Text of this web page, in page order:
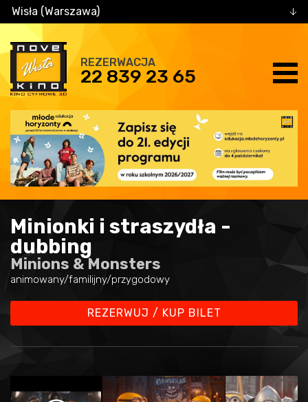
Wisła (Warszawa)
REZERWACJA
22 839 23 65
Minionki i straszydła -
dubbing
Minions & Monsters
animowany/familijny/przygodowy
REZERWUJ / KUP BILET